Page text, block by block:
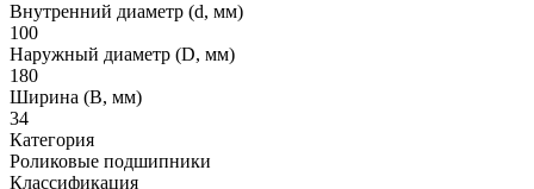
Внутренний диаметр (d, мм)
100
Наружный диаметр (D, мм)
180
Ширина (B, мм)
34
Категория
Роликовые подшипники
Классификация